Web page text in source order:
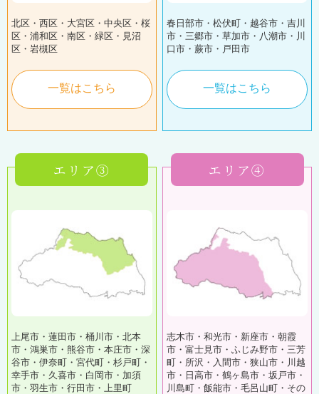
北区・西区・大宮区・中央区・桜
区・浦和区・南区・緑区・見沼
区・岩槻区
一覧はこちら
春日部市・松伏町・越谷市・吉川
市・三郷市・草加市・八潮市・川
口市・蕨市・戸田市
一覧はこちら
エリア③
上尾市・蓮田市・桶川市・北本
市・鴻巣市・熊谷市・本庄市・深
谷市・伊奈町・宮代町・杉戸町・
幸手市・久喜市・白岡市・加須
市・羽生市・行田市・上里町
エリア④
志木市・和光市・新座市・朝霞
市・富士見市・ふじみ野市・三芳
町・所沢・入間市・狭山市・川越
市・日高市・鶴ヶ島市・坂戸市・
川島町・飯能市・毛呂山町・その